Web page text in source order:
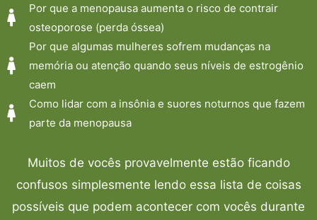
Por que a menopausa aumenta o risco de contrair
osteoporose (perda óssea)
Por que algumas mulheres sofrem mudanças na
memória ou atenção quando seus níveis de estrogênio
caem
Como lidar com a insônia e suores noturnos que fazem
parte da menopausa
Muitos de vocês provavelmente estão ficando
confusos simplesmente lendo essa lista de coisas
possíveis que podem acontecer com vocês durante